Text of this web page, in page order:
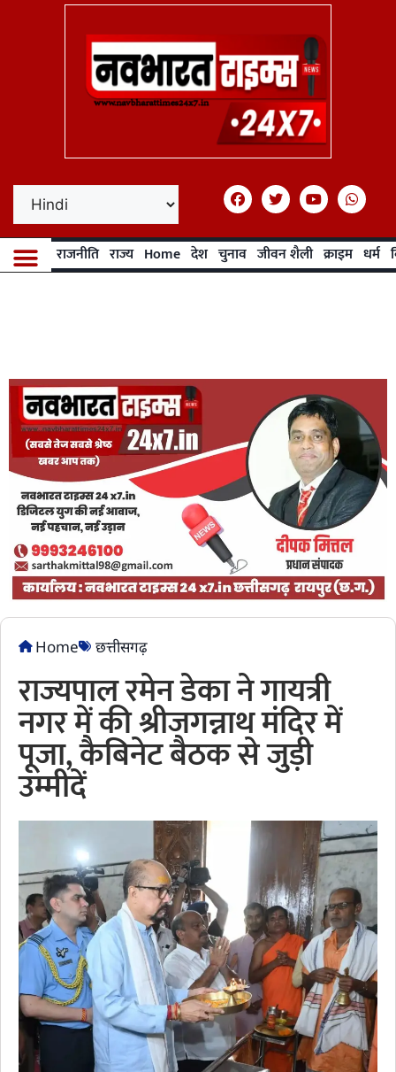
राजनीति राज्य Home देश चुनाव जीवन शैली क्राइम धर्म
Home छत्तीसगढ़
राज्यपाल रमेन डेका ने गायत्री
नगर में की श्रीजगन्नाथ मंदिर में
पूजा, कैबिनेट बैठक से जुड़ी
उम्मीदें